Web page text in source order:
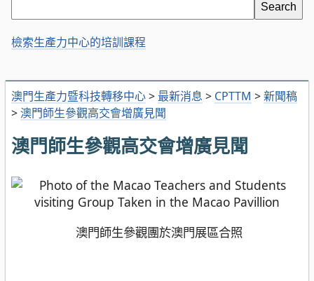
澳門生產力暨科技轉移中心> 最新消息 > CPTTM >新聞稿
> 澳門師生參觀高交會增廣見聞
澳門師生參觀高交會增廣見聞
澳門師生參觀團於澳門展區合照
檢索生產力中心的培訓課程